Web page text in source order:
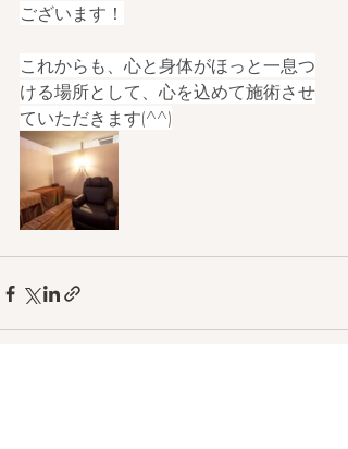
ございます！
これからも、心と身体がほっと一息つ
ける場所として、心を込めて施術させ
ていただきます(^^)